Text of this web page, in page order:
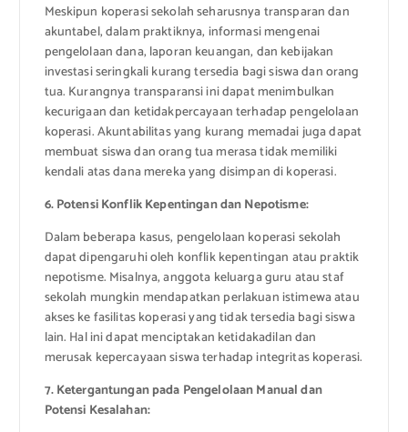
Meskipun koperasi sekolah seharusnya transparan dan
akuntabel, dalam praktiknya, informasi mengenai
pengelolaan dana, laporan keuangan, dan kebijakan
investasi seringkali kurang tersedia bagi siswa dan orang
tua. Kurangnya transparansi ini dapat menimbulkan
kecurigaan dan ketidakpercayaan terhadap pengelolaan
koperasi. Akuntabilitas yang kurang memadai juga dapat
membuat siswa dan orang tua merasa tidak memiliki
kendali atas dana mereka yang disimpan di koperasi.
6. Potensi Konflik Kepentingan dan Nepotisme:
Dalam beberapa kasus, pengelolaan koperasi sekolah
dapat dipengaruhi oleh konflik kepentingan atau praktik
nepotisme. Misalnya, anggota keluarga guru atau staf
sekolah mungkin mendapatkan perlakuan istimewa atau
akses ke fasilitas koperasi yang tidak tersedia bagi siswa
lain. Hal ini dapat menciptakan ketidakadilan dan
merusak kepercayaan siswa terhadap integritas koperasi.
7. Ketergantungan pada Pengelolaan Manual dan
Potensi Kesalahan: